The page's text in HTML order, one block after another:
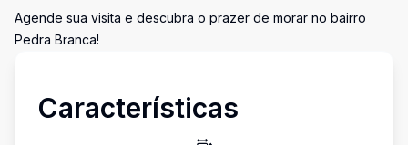
Agende sua visita e descubra o prazer de morar no bairro
Pedra Branca!
Características